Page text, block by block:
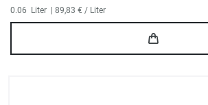
0.06 Liter | 89,83 € / Liter